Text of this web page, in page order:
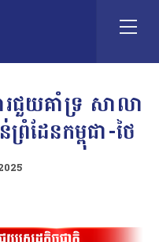
ជួយគាំទ្រ សាលា
ដែនកម្ពុជា-ថៃ